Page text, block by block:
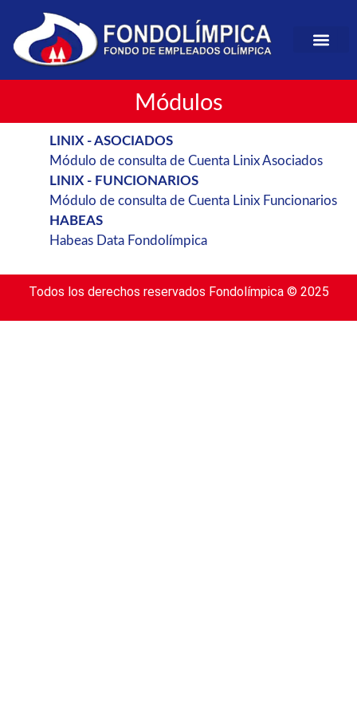
Módulos
LINIX - ASOCIADOS
Módulo de consulta de Cuenta Linix Asociados
LINIX - FUNCIONARIOS
Módulo de consulta de Cuenta Linix Funcionarios
HABEAS
Habeas Data Fondolímpica
Todos los derechos reservados Fondolímpica © 2025